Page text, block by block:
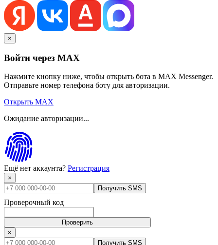
×
Войти через MAX
Нажмите кнопку ниже, чтобы открыть бота в MAX Messenger.
Отправьте номер телефона боту для авторизации.
Открыть MAX
Ожидание авторизации...
Ещё нет аккаунта? Регистрация
×
Получить SMS
Проверочный код
Проверить
×
Получить SMS